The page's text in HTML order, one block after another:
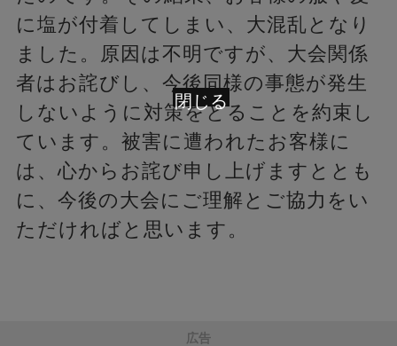
に塩が付着してしまい、大混乱となり
ました。原因は不明ですが、大会関係
者はお詫びし、今後同様の事態が発生
しないように対策をとることを約束し
ています。被害に遭われたお客様に
は、心からお詫び申し上げますととも
に、今後の大会にご理解とご協力をい
ただければと思います。
広告
閉じる